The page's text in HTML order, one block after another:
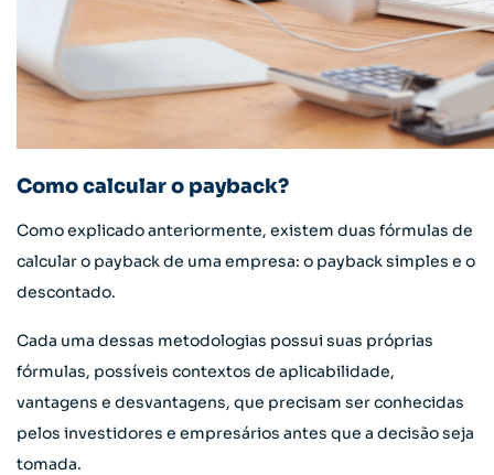
Como calcular o payback?
Como explicado anteriormente, existem duas fórmulas de
calcular o payback de uma empresa: o payback simples e o
descontado.
Cada uma dessas metodologias possui suas próprias
fórmulas, possíveis contextos de aplicabilidade,
vantagens e desvantagens, que precisam ser conhecidas
pelos investidores e empresários antes que a decisão seja
tomada.